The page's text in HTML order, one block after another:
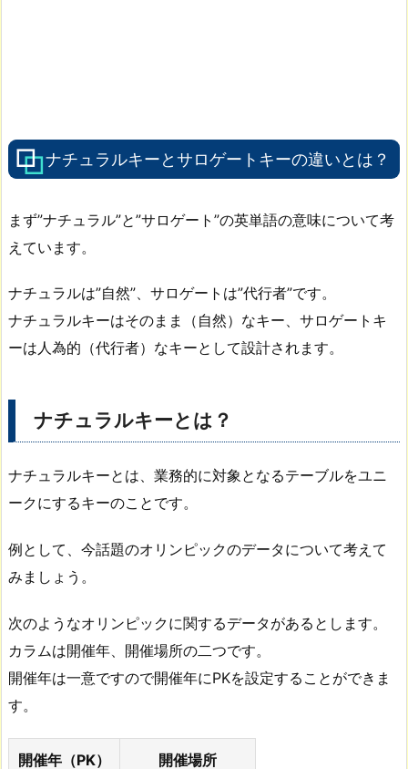
ナチュラルキーとサロゲートキーの違いとは？
まず”ナチュラル”と”サロゲート”の英単語の意味について考
えています。
ナチュラルは”自然”、サロゲートは”代行者”です。
ナチュラルキーはそのまま（自然）なキー、サロゲートキ
ーは人為的（代行者）なキーとして設計されます。
ナチュラルキーとは？
ナチュラルキーとは、業務的に対象となるテーブルをユニ
ークにするキーのことです。
例として、今話題のオリンピックのデータについて考えて
みましょう。
次のようなオリンピックに関するデータがあるとします。
カラムは開催年、開催場所の二つです。
開催年は一意ですので開催年にPKを設定することができま
す。
開催年（PK） 開催場所